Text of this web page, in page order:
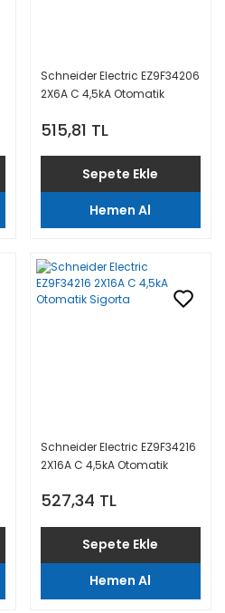
Schneider Electric EZ9F34206
2X6A C 4,5kA Otomatik
515,81 TL
Sepete Ekle
Hemen Al
Schneider Electric EZ9F34216
2X16A C 4,5kA Otomatik
527,34 TL
Sepete Ekle
Hemen Al